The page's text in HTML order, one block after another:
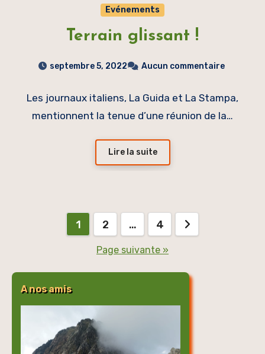
Evénements
Terrain glissant !
septembre 5, 2022 Aucun commentaire
Les journaux italiens, La Guida et La Stampa,
mentionnent la tenue d’une réunion de la…
Lire la suite
Pagination
publications
1 2 … 4
Page suivante »
A nos amis